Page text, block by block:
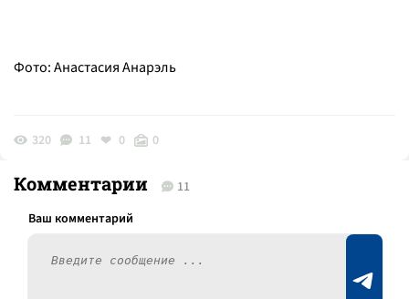
Фото: Анастасия Анарэль
320 11 0 0
Комментарии 11